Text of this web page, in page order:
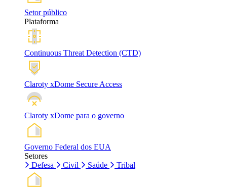
Setor público
Plataforma
Continuous Threat Detection (CTD)
Claroty xDome Secure Access
Claroty xDome para o governo
Governo Federal dos EUA
Setores
Defesa
Civil Saúde Tribal